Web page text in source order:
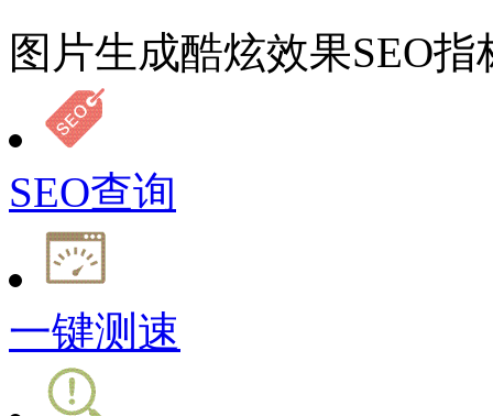
图片生成酷炫效果SEO指
SEO查询
一键测速